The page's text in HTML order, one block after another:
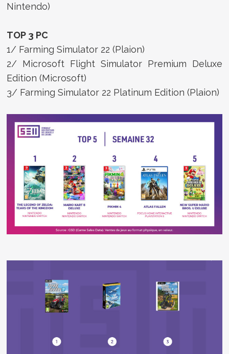
Nintendo)
TOP 3 PC
1/ Farming Simulator 22 (Plaion)
2/ Microsoft Flight Simulator Premium Deluxe
Edition (Microsoft)
3/ Farming Simulator 22 Platinum Edition (Plaion)